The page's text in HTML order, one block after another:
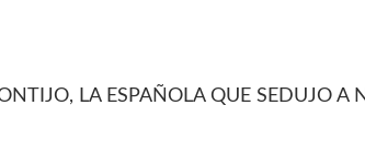
LA ESPAÑOLA QUE SEDUJO